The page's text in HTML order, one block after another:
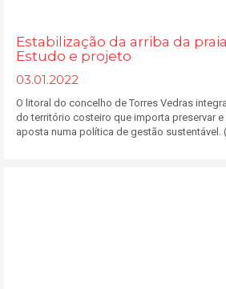
Estabilização da arriba da
Estudo e projeto
03.01.2022
O litoral do concelho de Torres Vedras
do território costeiro que importa preservar e
aposta numa política de gestão sustentável.